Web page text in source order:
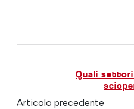
Quali
Articolo precedente